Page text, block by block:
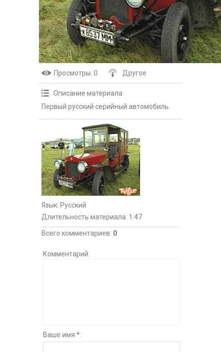
Просмотры: 0 Другое
Описание материала:
Первый русский серийный автомобиль.
Язык: Русский
Длительность материала: 1:47
Всего комментариев: 0
Комментарий:
Ваше имя *: